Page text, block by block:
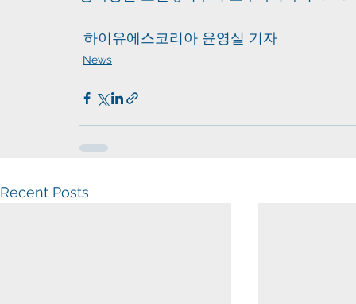
하이유에스코리아 윤영실 기자
News
Recent Posts